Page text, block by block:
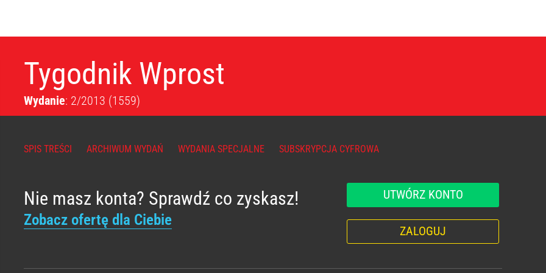
Tygodnik Wprost
Wydanie: 2/2013 (1559)
SPIS TREŚCI ARCHIWUM WYDAŃ WYDANIA SPECJALNE SUBSKRYPCJA CYFROWA
Nie masz konta? Sprawdź co zyskasz!
Zobacz ofertę dla Ciebie
UTWÓRZ KONTO
ZALOGUJ